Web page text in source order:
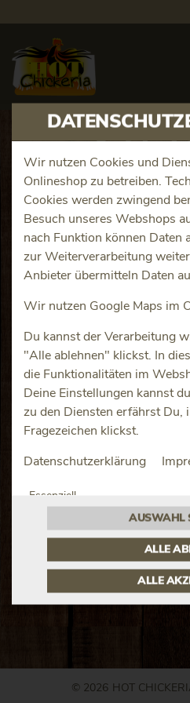
Wir nutzen Cookies und
Onlineshop zu betreiben.
Cookies werden zwingend
Besuch unseres Webshops
nach Funktion können Daten
zur Weiterverarbeitung
Anbieter übermitteln Daten
Wir nutzen Google Maps im
Du kannst der Verarbeitung
"Alle ablehnen" klickst. In
die Funktionalitäten im
Deine Einstellungen kannst
zu den Diensten erfährst Du,
Fragezeichen klickst.
Datenschutzerklärung
Essenziell
AUSWAHL
ALLE
ALLE
Pizza
JETZT
© 2026 HOT